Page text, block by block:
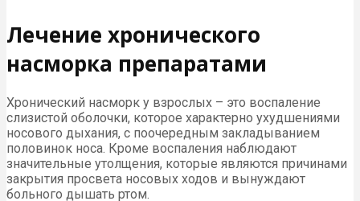
Лечение хронического
насморка препаратами
Хронический насморк у взрослых – это воспаление
слизистой оболочки, которое характерно ухудшениями
носового дыхания, с поочередным закладыванием
половинок носа. Кроме воспаления наблюдают
значительные утолщения, которые являются причинами
закрытия просвета носовых ходов и вынуждают
больного дышать ртом.